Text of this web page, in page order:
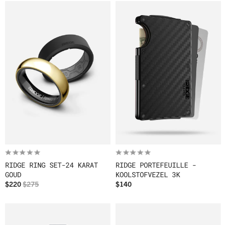
RIDGE RING SET-24 KARAT
GOUD
$220$275
RIDGE PORTEFEUILLE -
KOOLSTOFVEZEL 3K
$140